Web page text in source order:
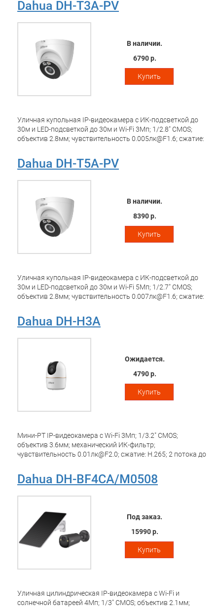
транспортных средств; Led-подсветка 30м; встроенные
Dahua DH-T3A-PV
Уличная купольная IP-видеокамера с ИК-подсветкой до
30м и LED-подсветкой до 30м и Wi-Fi 3Мп; 1/2.8" CMOS;
объектив 2.8мм; чувствительность 0.005лк@F1.6; сжатие:
людей, обнаружение транспортных средств;
интеллектуальная двойная подсветка; встроенные
В наличии.
6790 р.
Купить
Dahua DH-T5A-PV
Уличная купольная IP-видеокамера с ИК-подсветкой до
30м и LED-подсветкой до 30м и Wi-Fi 5Мп; 1/2.7" CMOS;
объектив 2.8мм; чувствительность 0.007лк@F1.6; сжатие:
людей, обнаружение транспортных средств;
интеллектуальная двойная подсветка; встроенные
В наличии.
8390 р.
Купить
Dahua DH-H3A
Мини-PT IP-видеокамера с Wi-Fi 3Мп; 1/3.2" CMOS;
объектив 3.6мм; механический ИК-фильтр;
чувствительность 0.01лк@F2.0; сжатие: H.265; 2 потока до
подсветка 10м; встроенный микрофон+динамик; MicroSD
до 256Гбайт; питание: 5В(DC); Wi-Fi 2.4ГГц
Ожидается.
4790 р.
Купить
Dahua DH-BF4CA/M0508
Уличная цилиндрическая IP-видеокамера с Wi-Fi и
солнечной батареей 4Мп; 1/3" CMOS; объектив 2.1мм;
Под заказ.
15990 р.
Купить